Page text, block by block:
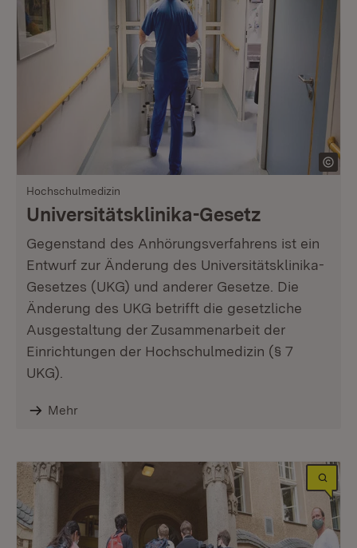
Hochschulmedizin
Universitätsklinika-Gesetz
Gegenstand des Anhörungsverfahrens ist ein
Entwurf zur Änderung des Universitätsklinika-
Gesetzes (UKG) und anderer Gesetze. Die
Änderung des UKG betrifft die gesetzliche
Ausgestaltung der Zusammenarbeit der
Einrichtungen der Hochschulmedizin (§ 7
UKG).
Mehr